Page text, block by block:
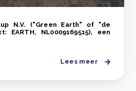
N.V. ("Green Earth" of "de
EARTH, NL0009169515), een
Lees meer